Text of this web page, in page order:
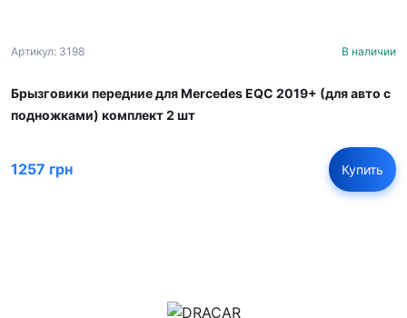
Артикул: 3198 В наличии
Брызговики передние для Mercedes EQC 2019+ (для авто с
подножками) комплект 2 шт
1257 грн Купить